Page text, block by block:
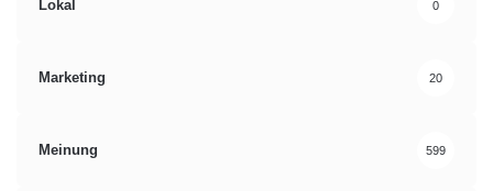
Lokal 0
Marketing 20
Meinung 599